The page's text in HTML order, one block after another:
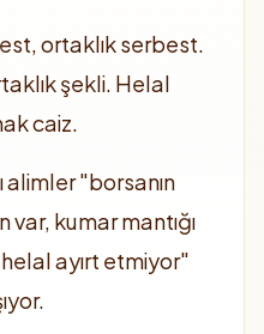
ortaklık serbest.
şekli. Helal
caiz.
alimler "borsanın
kumar mantığı
ayırt etmiyor"